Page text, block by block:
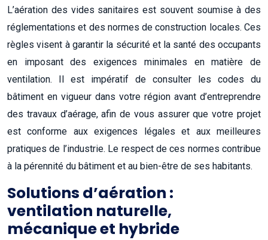
L’aération des vides sanitaires est souvent soumise à des
réglementations et des normes de construction locales. Ces
règles visent à garantir la sécurité et la santé des occupants
en imposant des exigences minimales en matière de
ventilation. Il est impératif de consulter les codes du
bâtiment en vigueur dans votre région avant d’entreprendre
des travaux d’aérage, afin de vous assurer que votre projet
est conforme aux exigences légales et aux meilleures
pratiques de l’industrie. Le respect de ces normes contribue
à la pérennité du bâtiment et au bien-être de ses habitants.
Solutions d’aération :
ventilation naturelle,
mécanique et hybride